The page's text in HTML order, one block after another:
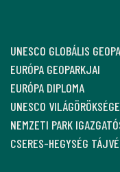
UNESCO GLOBÁLIS
EURÓPA GEOPARKJAI
EURÓPA DIPLOMA
UNESCO
NEMZETI PARK
CSERES-HEGYSÉG